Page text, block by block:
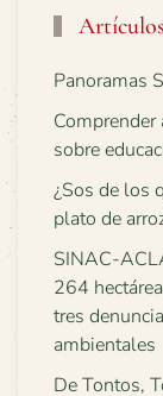
Panoramas
sobre
¿Sos de los
plato de
SINAC-
264
tres
ambientales
De Tontos,